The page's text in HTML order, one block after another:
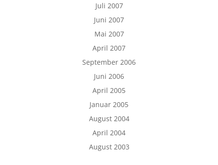
Juli 2007
Juni 2007
Mai 2007
April 2007
September 2006
Juni 2006
April 2005
Januar 2005
August 2004
April 2004
August 2003